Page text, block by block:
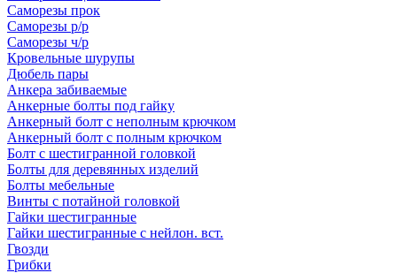
Саморезы прок
Саморезы р/р
Саморезы ч/р
Кровельные шурупы
Дюбель пары
Анкера забиваемые
Анкерные болты под гайку
Анкерный болт с неполным крючком
Анкерный болт с полным крючком
Болт с шестигранной головкой
Болты для деревянных изделий
Болты мебельные
Винты с потайной головкой
Гайки шестигранные
Гайки шестигранные с нейлон. вст.
Гвозди
Грибки